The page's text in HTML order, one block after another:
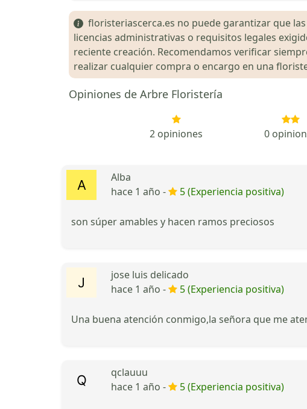
floristeriascerca.es no puede garantizar que
licencias administrativas o requisitos legales
reciente creación. Recomendamos verificar
realizar cualquier compra o encargo en una
Opiniones de Arbre Floristería
2 opiniones 0
Alba
hace 1 año -
5 (Experiencia positiva)
son súper amables y hacen ramos preciosos
jose luis delicado
hace 1 año -
5 (Experiencia positiva)
Una buena atención conmigo,la señora que me
qclauuu
hace 1 año -
5 (Experiencia positiva)